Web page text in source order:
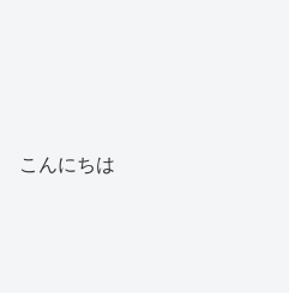
こんにちは